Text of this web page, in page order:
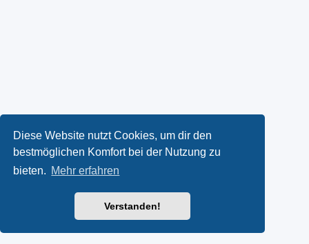
Diese Website nutzt Cookies, um dir den
bestmöglichen Komfort bei der Nutzung zu
bieten. Mehr erfahren
Verstanden!